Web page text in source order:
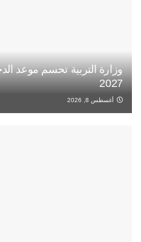
2027
أغسطس 8, 2026